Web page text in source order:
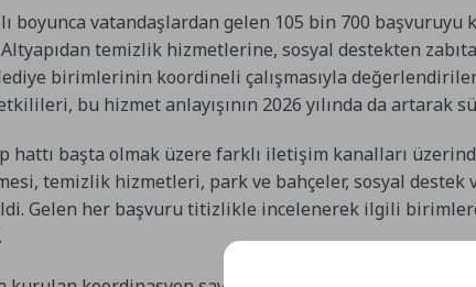
boyunca vatandaşlardan gelen 105 bin 700 başvuruyu
temizlik hizmetlerine, sosyal destekten
birimlerinin koordineli çalışmasıyla
bu hizmet anlayışının 2026 yılında da
hattı başta olmak üzere farklı iletişim kanalları
temizlik hizmetleri, park ve bahçeler, sosyal destek
Gelen her başvuru titizlikle incelenerek ilgili